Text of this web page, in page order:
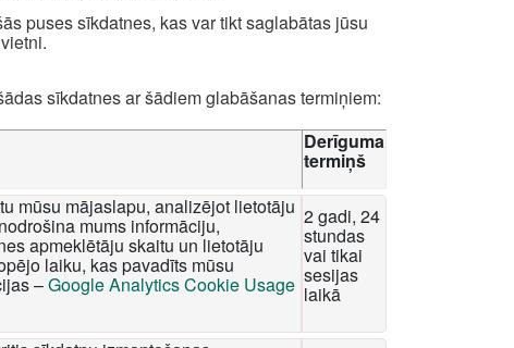
puses sīkdatnes, kas var tikt saglabātas jūsu
sīkdatnes ar šādiem glabāšanas termiņiem:
Derīguma
termiņš
mūsu mājaslapu, analizējot lietotāju
mums informāciju,
apmeklētāju skaitu un lietotāju
laiku, kas pavadīts mūsu
–Google Analytics Cookie Usage
2 gadi, 24
stundas
vai tikai
sesijas
laikā